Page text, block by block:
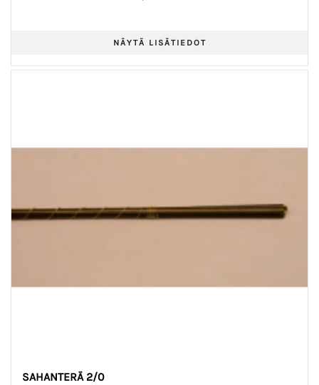
SAHANTERÄ 2/0